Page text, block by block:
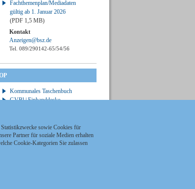
Fachthemenplan/Mediadaten
gültig ab 1. Januar 2026
(PDF 1,5 MB)
Kontakt
Anzeigen@bsz.de
Tel. 089/290142-65/54/56
Kommunales Taschenbuch
GVBl | Einbanddecke
sowie Cookies für
Partner für soziale Medien erhalten
Cookie-Kategorien Sie zulassen